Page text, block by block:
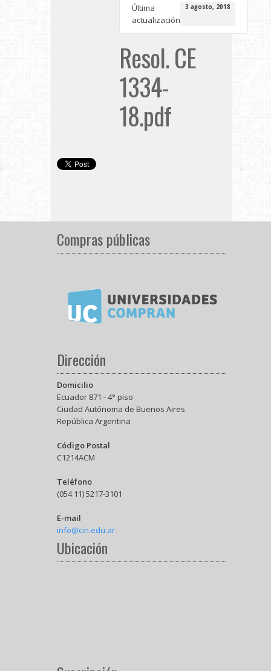
Última
actualización
3 agosto, 2018
Resol. CE
1334-
18.pdf
Compras públicas
Dirección
Domicilio
Ecuador 871 - 4° piso
Ciudad Autónoma de Buenos Aires
República Argentina
Código Postal
C1214ACM
Teléfono
(054 11) 5217-3101
E-mail
info@cin.edu.ar
Ubicación